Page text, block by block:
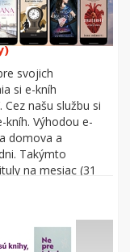
svojich
si e-kníh
našu službu si
kníh. Výhodou e-
domova a
Takýmto
na mesiac (31